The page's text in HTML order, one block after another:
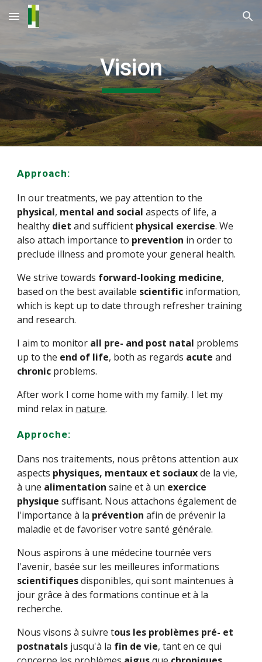
Skip to main content Skip to navigation
Vision
Approach:
In our treatments, we pay attention to the
physical, mental and social aspects of life, a
healthy diet and sufficient physical exercise. We
also attach importance to prevention in order to
preclude illness and promote your general health.
We strive towards forward-looking medicine,
based on the best available scientific information,
which is kept up to date through refresher training
and research.
I aim to monitor all pre- and post natal problems
up to the end of life, both as regards acute and
chronic problems.
After work I come home with my family. I let my
mind relax in nature.
Approche:
Dans nos traitements, nous prêtons attention aux
aspects physiques, mentaux et sociauxde la vie,
à une alimentationsaine et à un exercice
physique suffisant. Nous attachons également de
l'importance à la prévention afin de prévenir la
maladie et de favoriser votre santé générale.
Nous aspirons à une médecine tournée vers
l'avenir, basée sur les meilleures informations
scientifiquesdisponibles, qui sont maintenues à
jour grâce à des formations continue et à la
recherche.
Nous visons à suivre tous les problèmes pré- et
postnatals jusqu'à la fin de vie, tant en ce qui